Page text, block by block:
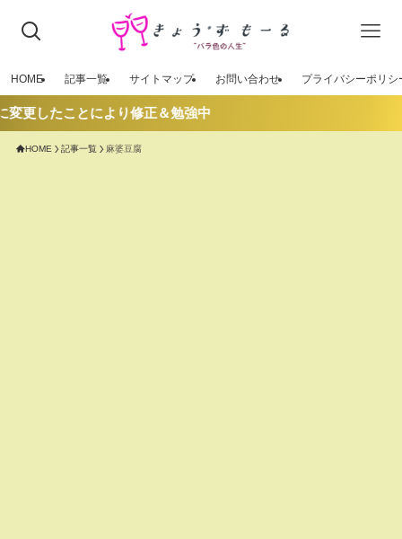
HOME 記事一覧 サイトマップ お問い合わせ プライバシーポリシ
更したことにより修正＆勉強中
HOME 記事一覧 麻婆豆腐